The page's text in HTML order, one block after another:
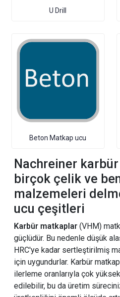
U Drill
Beton Matkap ucu
Nachreiner
birçok çelik ve
malzemeleri
ucu çeşitleri
Karbür matkaplar (VHM)
güçlüdür. Bu nedenle düşük
HRC'ye kadar sertleştirilmiş
için uygundurlar. Karbür
ilerleme oranlarıyla çok
edilebilir, bu da üretim